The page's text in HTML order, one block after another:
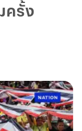
ครั้ง